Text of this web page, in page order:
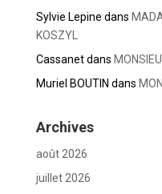
Sylvie Lepine dans
KOSZYL
Cassanetdans
Muriel BOUTIN dans
Archives
août 2026
juillet 2026